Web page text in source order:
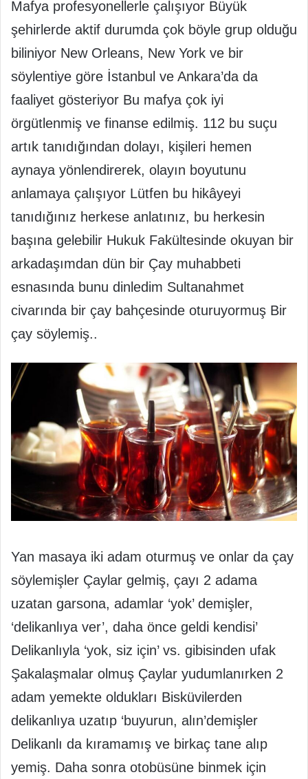
Mafya profesyonellerle çalışıyor Büyük
şehirlerde aktif durumda çok böyle grup olduğu
biliniyor New Orleans, New York ve bir
söylentiye göre İstanbul ve Ankara’da da
faaliyet gösteriyor Bu mafya çok iyi
örgütlenmiş ve finanse edilmiş. 112 bu suçu
artık tanıdığından dolayı, kişileri hemen
aynaya yönlendirerek, olayın boyutunu
anlamaya çalışıyor Lütfen bu hikâyeyi
tanıdığınız herkese anlatınız, bu herkesin
başına gelebilir Hukuk Fakültesinde okuyan bir
arkadaşımdan dün bir Çay muhabbeti
esnasında bunu dinledim Sultanahmet
civarında bir çay bahçesinde oturuyormuş Bir
çay söylemiş..
Yan masaya iki adam oturmuş ve onlar da çay
söylemişler Çaylar gelmiş, çayı 2 adama
uzatan garsona, adamlar ‘yok’ demişler,
‘delikanlıya ver’, daha önce geldi kendisi’
Delikanlıyla ‘yok, siz için’ vs. gibisinden ufak
Şakalaşmalar olmuş Çaylar yudumlanırken 2
adam yemekte oldukları Bisküvilerden
delikanlıya uzatıp ‘buyurun, alın’demişler
Delikanlı da kıramamış ve birkaç tane alıp
yemiş. Daha sonra otobüsüne binmek için